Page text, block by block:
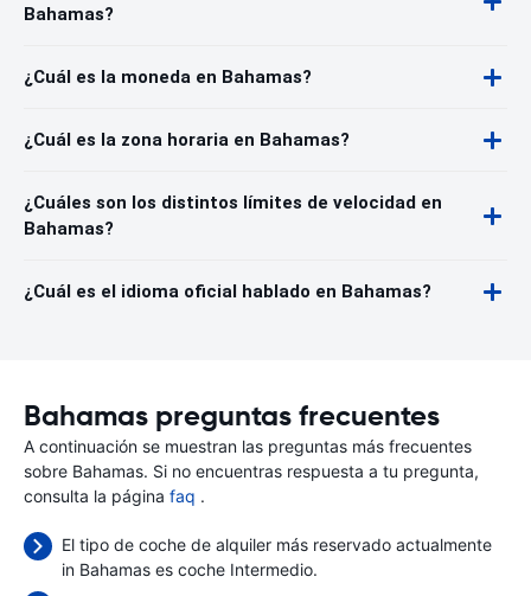
Bahamas?
¿Cuál es la moneda en Bahamas?
¿Cuál es la zona horaria en Bahamas?
¿Cuáles son los distintos límites de velocidad en
Bahamas?
¿Cuál es el idioma oficial hablado en Bahamas?
Bahamas preguntas frecuentes
A continuación se muestran las preguntas más frecuentes
sobre Bahamas. Si no encuentras respuesta a tu pregunta,
consulta la página faq .
El tipo de coche de alquiler más reservado actualmente
in Bahamas es coche Intermedio.